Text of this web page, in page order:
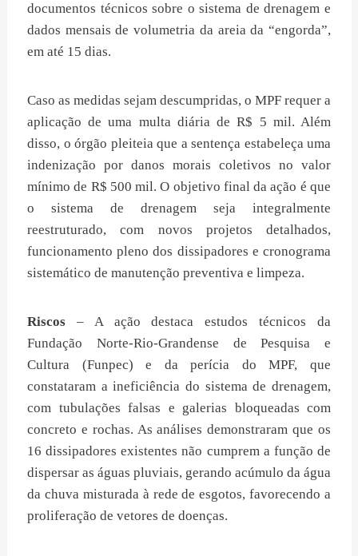
documentos técnicos sobre o sistema de drenagem e
dados mensais de volumetria da areia da “engorda”,
em até 15 dias.
Caso as medidas sejam descumpridas, o MPF requer a
aplicação de uma multa diária de R$ 5 mil. Além
disso, o órgão pleiteia que a sentença estabeleça uma
indenização por danos morais coletivos no valor
mínimo de R$ 500 mil. O objetivo final da ação é que
o sistema de drenagem seja integralmente
reestruturado, com novos projetos detalhados,
funcionamento pleno dos dissipadores e cronograma
sistemático de manutenção preventiva e limpeza.
Riscos – A ação destaca estudos técnicos da
Fundação Norte-Rio-Grandense de Pesquisa e
Cultura (Funpec) e da perícia do MPF, que
constataram a ineficiência do sistema de drenagem,
com tubulações falsas e galerias bloqueadas com
concreto e rochas. As análises demonstraram que os
16 dissipadores existentes não cumprem a função de
dispersar as águas pluviais, gerando acúmulo da água
da chuva misturada à rede de esgotos, favorecendo a
proliferação de vetores de doenças.